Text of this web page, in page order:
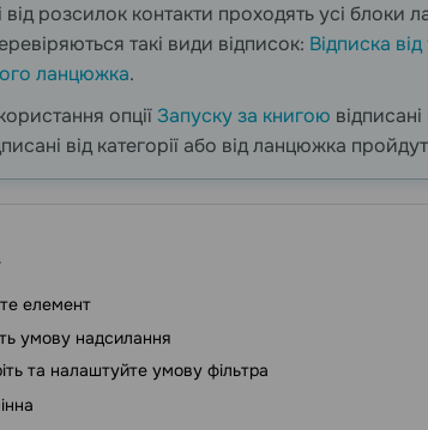
від розсилок контакти проходять усі блоки
такі види відписок: Відписка
ланцюжка.
опціїЗапуску за книгою
від категорії або від ланцюжка
елемент
умову надсилання
та налаштуйте умову фільтра